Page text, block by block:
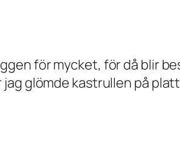
för mycket, för då blir
glömde kastrullen på